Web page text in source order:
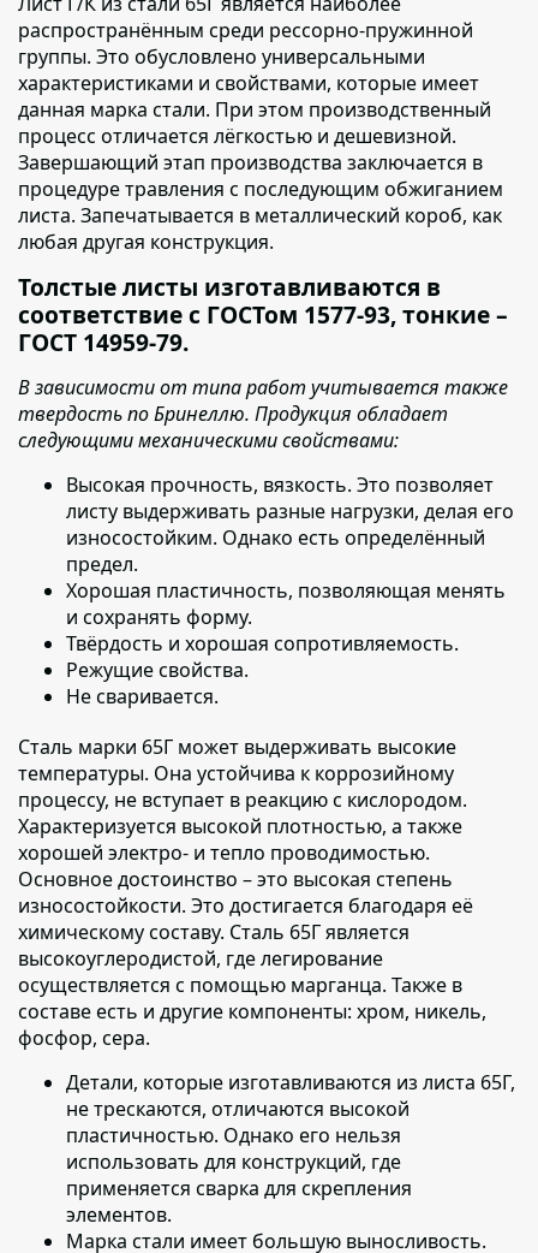
распространённым среди рессорно-пружинной
группы. Это обусловлено универсальными
характеристиками и свойствами, которые имеет
данная марка стали. При этом производственный
процесс отличается лёгкостью и дешевизной.
Завершающий этап производства заключается в
процедуре травления с последующим обжиганием
листа. Запечатывается в металлический короб, как
любая другая конструкция.
Толстые листы изготавливаются в
соответствие с ГОСТом 1577-93, тонкие –
ГОСТ 14959-79.
В зависимости от типа работ учитывается также
твердость по Бринеллю. Продукция обладает
следующими механическими свойствами:
Высокая прочность, вязкость. Это позволяет
листу выдерживать разные нагрузки, делая его
износостойким. Однако есть определённый
предел.
Хорошая пластичность, позволяющая менять
и сохранять форму.
Твёрдость и хорошая сопротивляемость.
Режущие свойства.
Не сваривается.
Сталь марки 65Г может выдерживать высокие
температуры. Она устойчива к коррозийному
процессу, не вступает в реакцию с кислородом.
Характеризуется высокой плотностью, а также
хорошей электро- и тепло проводимостью.
Основное достоинство – это высокая степень
износостойкости. Это достигается благодаря её
химическому составу. Сталь 65Г является
высокоуглеродистой, где легирование
осуществляется с помощью марганца. Также в
составе есть и другие компоненты: хром, никель,
фосфор, сера.
Детали, которые изготавливаются из листа 65Г,
не трескаются, отличаются высокой
пластичностью. Однако его нельзя
использовать для конструкций, где
применяется сварка для скрепления
элементов.
Марка стали имеет большую выносливость.